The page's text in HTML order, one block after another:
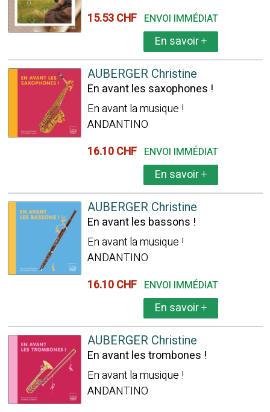
15.53 CHF ENVOI IMMÉDIAT
En savoir+
AUBERGER Christine
En avant les saxophones !
En avant la musique !
ANDANTINO
16.10 CHF ENVOI IMMÉDIAT
En savoir+
AUBERGER Christine
En avant les bassons !
En avant la musique !
ANDANTINO
16.10 CHF ENVOI IMMÉDIAT
En savoir+
AUBERGER Christine
En avant les trombones !
En avant la musique !
ANDANTINO